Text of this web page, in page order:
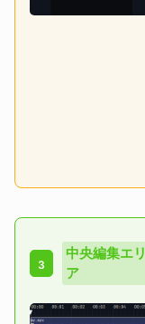
3
中央編集エリ
ア